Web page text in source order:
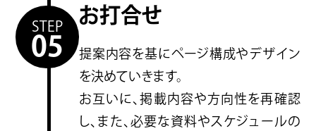
STEP
05
お打合せ
提案内容を基にページ構成やデザイン
を決めていきます。
お互いに、掲載内容や方向性を再確認
し、また、必要な資料やスケジュールの